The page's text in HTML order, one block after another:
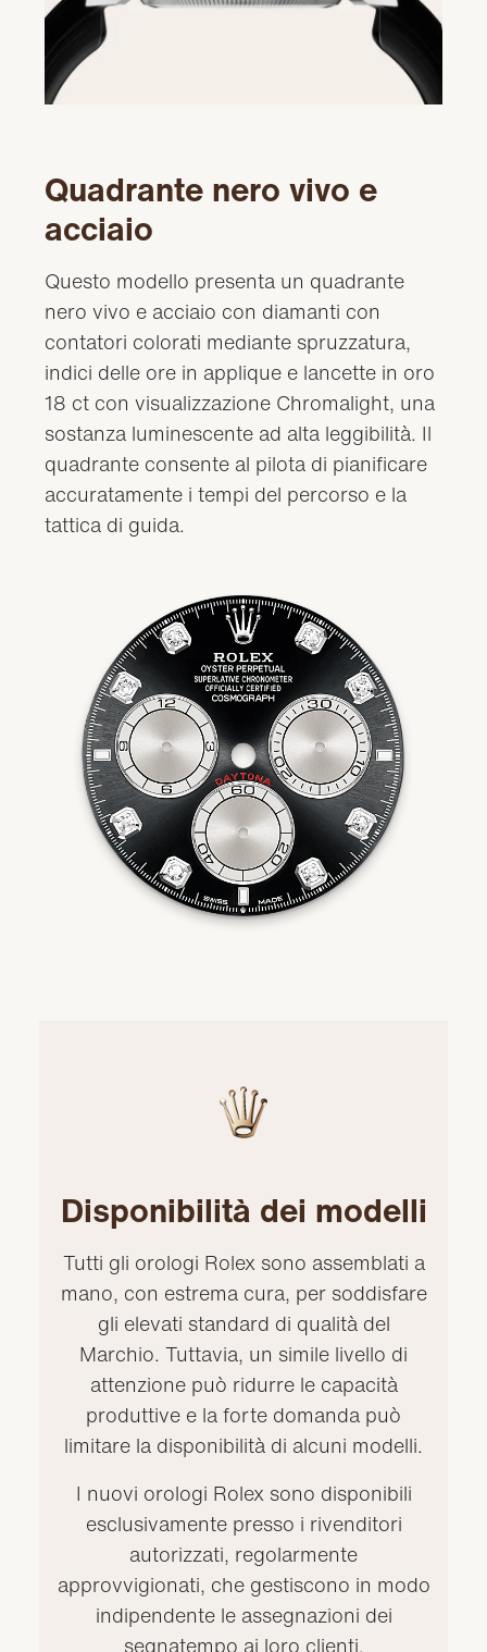
Quadrante nero vivo e
acciaio
Questo modello presenta un quadrante
nero vivo e acciaio con diamanti con
contatori colorati mediante spruzzatura,
indici delle ore in applique e lancette in oro
18 ct con visualizzazione Chromalight, una
sostanza luminescente ad alta leggibilità. Il
quadrante consente al pilota di pianificare
accuratamente i tempi del percorso e la
tattica di guida.
Disponibilità dei modelli
Tutti gli orologi Rolex sono assemblati a
mano, con estrema cura, per soddisfare
gli elevati standard di qualità del
Marchio. Tuttavia, un simile livello di
attenzione può ridurre le capacità
produttive e la forte domanda può
limitare la disponibilità di alcuni modelli.
I nuovi orologi Rolex sono disponibili
esclusivamente presso i rivenditori
autorizzati, regolarmente
approvvigionati, che gestiscono in modo
indipendente le assegnazioni dei
segnatempo ai loro clienti.